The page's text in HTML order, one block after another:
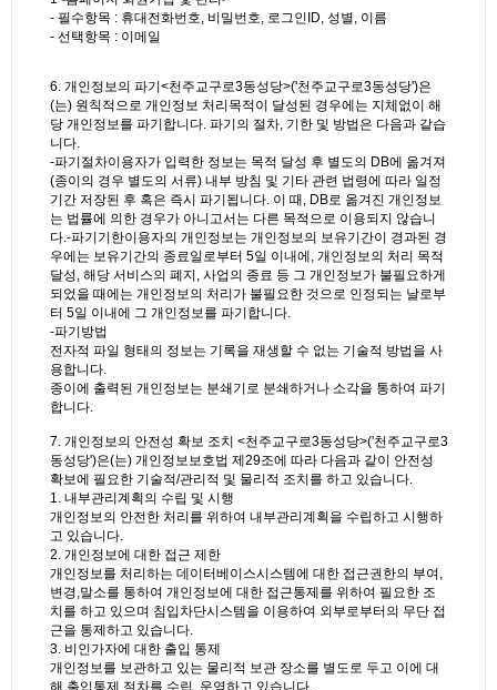
- 필수항목 : 휴대전화번호, 비밀번호, 로그인ID, 성별, 이름
- 선택항목 : 이메일
6. 개인정보의 파기<천주교구로3동성당>('천주교구로3동성당')은
(는) 원칙적으로 개인정보 처리목적이 달성된 경우에는 지체없이 해
당 개인정보를 파기합니다. 파기의 절차, 기한 및 방법은 다음과 같습
니다.
-파기절차이용자가 입력한 정보는 목적 달성 후 별도의 DB에 옮겨져
(종이의 경우 별도의 서류) 내부 방침 및 기타 관련 법령에 따라 일정
기간 저장된 후 혹은 즉시 파기됩니다. 이 때, DB로 옮겨진 개인정보
는 법률에 의한 경우가 아니고서는 다른 목적으로 이용되지 않습니
다.-파기기한이용자의 개인정보는 개인정보의 보유기간이 경과된 경
우에는 보유기간의 종료일로부터 5일 이내에, 개인정보의 처리 목적
달성, 해당 서비스의 폐지, 사업의 종료 등 그 개인정보가 불필요하게
되었을 때에는 개인정보의 처리가 불필요한 것으로 인정되는 날로부
터 5일 이내에 그 개인정보를 파기합니다.
-파기방법
전자적 파일 형태의 정보는 기록을 재생할 수 없는 기술적 방법을 사
용합니다.
종이에 출력된 개인정보는 분쇄기로 분쇄하거나 소각을 통하여 파기
합니다.
7. 개인정보의 안전성 확보 조치 <천주교구로3동성당>('천주교구로3
동성당')은(는) 개인정보보호법 제29조에 따라 다음과 같이 안전성
확보에 필요한 기술적/관리적 및 물리적 조치를 하고 있습니다.
1. 내부관리계획의 수립 및 시행
개인정보의 안전한 처리를 위하여 내부관리계획을 수립하고 시행하
고 있습니다.
2. 개인정보에 대한 접근 제한
개인정보를 처리하는 데이터베이스시스템에 대한 접근권한의 부여,
변경,말소를 통하여 개인정보에 대한 접근통제를 위하여 필요한 조
치를 하고 있으며 침입차단시스템을 이용하여 외부로부터의 무단 접
근을 통제하고 있습니다.
3. 비인가자에 대한 출입 통제
개인정보를 보관하고 있는 물리적 보관 장소를 별도로 두고 이에 대
해 출입통제 절차를 수립, 운영하고 있습니다.